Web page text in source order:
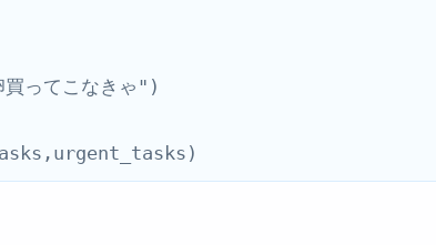
ってこなきゃ")